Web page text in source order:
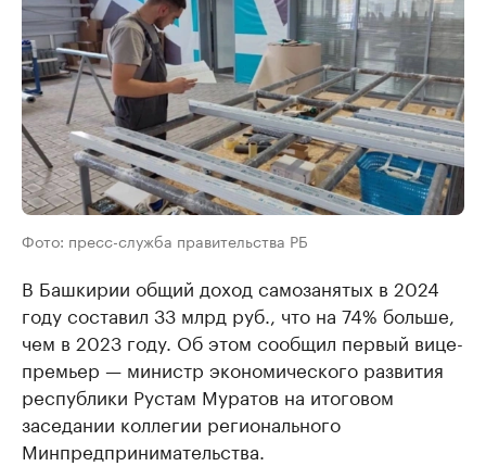
Фото: пресс-служба правительства РБ
В Башкирии общий доход самозанятых в 2024
году составил 33 млрд руб., что на 74% больше,
чем в 2023 году. Об этом сообщил первый вице-
премьер — министр экономического развития
республики Рустам Муратов на итоговом
заседании коллегии регионального
Минпредпринимательства.